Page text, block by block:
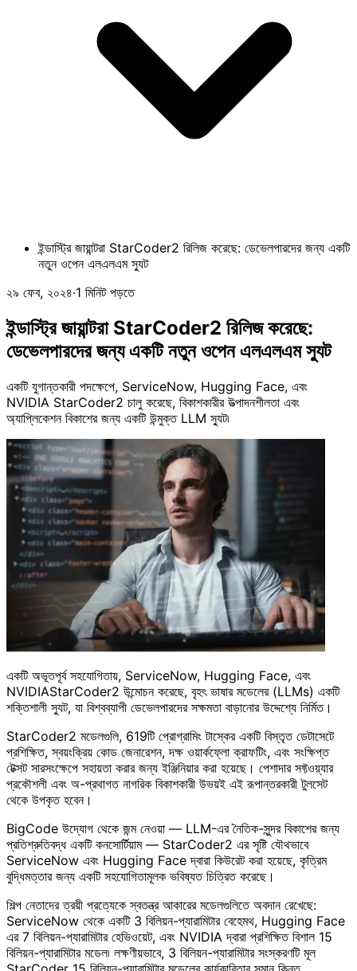
ইন্ডাস্ট্রি জায়ান্টরা StarCoder2 রিলিজ করেছে: ডেভেলপারদের জন্য একটি
নতুন ওপেন এলএলএম স্যুট
২৯ ফেব, ২০২৪·1 মিনিট পড়তে
ইন্ডাস্ট্রি জায়ান্টরা StarCoder2 রিলিজ করেছে:
ডেভেলপারদের জন্য একটি নতুন ওপেন এলএলএম স্যুট
একটি যুগান্তকারী পদক্ষেপে, ServiceNow, Hugging Face, এবং
NVIDIA StarCoder2 চালু করেছে, বিকাশকারীর উত্পাদনশীলতা এবং
অ্যাপ্লিকেশন বিকাশের জন্য একটি উন্মুক্ত LLM স্যুট৷
একটি অভূতপূর্ব সহযোগিতায়, ServiceNow, Hugging Face, এবং
NVIDIAStarCoder2 উন্মোচন করেছে, বৃহৎ ভাষার মডেলের (LLMs) একটি
শক্তিশালী স্যুট, যা বিশ্বব্যাপী ডেভেলপারদের সক্ষমতা বাড়ানোর উদ্দেশ্যে নির্মিত।
StarCoder2 মডেলগুলি, 619টি প্রোগ্রামিং টাস্কের একটি বিস্তৃত ডেটাসেটে
প্রশিক্ষিত, স্বয়ংক্রিয় কোড জেনারেশন, দক্ষ ওয়ার্কফ্লো ক্রাফটিং, এবং সংক্ষিপ্ত
টেক্সট সারসংক্ষেপে সহায়তা করার জন্য ইঞ্জিনিয়ার করা হয়েছে। পেশাদার সফ্টওয়্যার
প্রকৌশলী এবং অ-প্রথাগত নাগরিক বিকাশকারী উভয়ই এই রূপান্তরকারী টুলসেট
থেকে উপকৃত হবেন।
BigCode উদ্যোগ থেকে জন্ম নেওয়া — LLM-এর নৈতিক-সুন্দর বিকাশের জন্য
প্রতিশ্রুতিবদ্ধ একটি কনসোর্টিয়াম — StarCoder2 এর সৃষ্টি যৌথভাবে
ServiceNow এবং Hugging Face দ্বারা কিউরেট করা হয়েছে, কৃত্রিম
বুদ্ধিমত্তার জন্য একটি সহযোগিতামূলক ভবিষ্যত চিত্রিত করেছে।
শিল্প নেতাদের ত্রয়ী প্রত্যেকে স্বতন্ত্র আকারের মডেলগুলিতে অবদান রেখেছে:
ServiceNow থেকে একটি 3 বিলিয়ন-প্যারামিটার বেহেমথ, Hugging Face
এর 7 বিলিয়ন-প্যারামিটার হেভিওয়েট, এবং NVIDIA দ্বারা প্রশিক্ষিত বিশাল 15
বিলিয়ন-প্যারামিটার মডেল৷ লক্ষণীয়ভাবে, 3 বিলিয়ন-প্যারামিটার সংস্করণটি মূল